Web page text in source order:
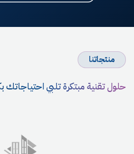
منتجاتنا
حلول تقنية مبتكرة تلبي احتياجاتك